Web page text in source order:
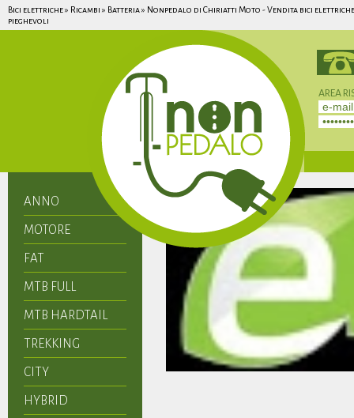
Bici elettriche » Ricambi » Batteria » Nonpedalo di Chiriatti Moto - Vendita bici
pieghevoli
AREA
ANNO
MOTORE
FAT
MTB FULL
MTB HARDTAIL
TREKKING
CITY
HYBRID